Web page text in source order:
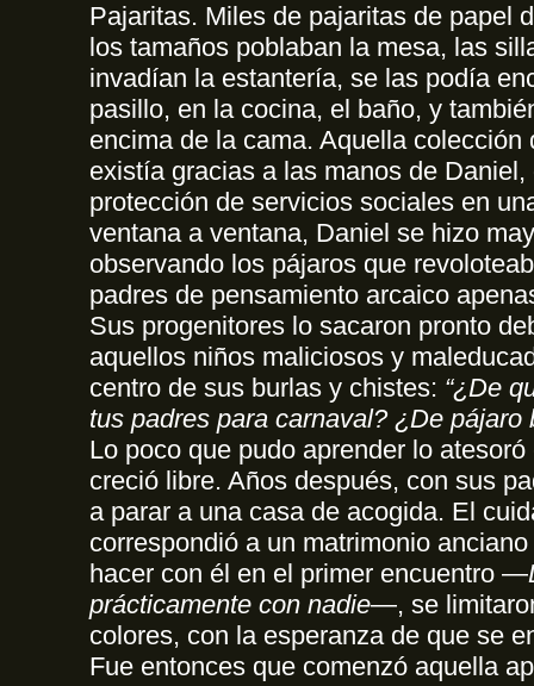
Pajaritas. Miles de pajaritas de papel
los tamaños poblaban la mesa, las
invadían la estantería, se las podía
pasillo, en la cocina, el baño, y
encima de la cama. Aquella colección
existía gracias a las manos de
protección de servicios sociales en
ventana a ventana, Daniel se hizo
observando los pájaros que
padres de pensamiento arcaico
Sus progenitores lo sacaron pronto
aquellos niños maliciosos y
centro de sus burlas y chistes: “¿De
tus padres para carnaval? ¿De pájaro
Lo poco que pudo aprender lo
creció libre. Años después, con sus
a parar a una casa de acogida. El
correspondió a un matrimonio
hacer con él en el primer encuentro —
prácticamente con nadie—, se
colores, con la esperanza de que se
Fue entonces que comenzó aquella